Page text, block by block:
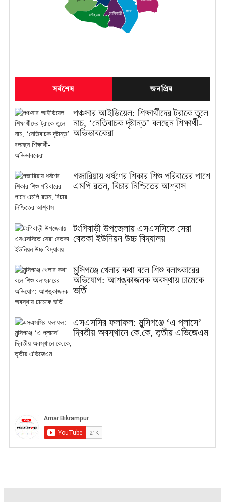
টংগিবাড়ী সদর
লৌহজং
সর্বশেষ জনপ্রিয়
পঞ্চসার আইডিয়েল: শিক্ষার্থীদের ট্রাকে তুলে
নাচ, ‘নেতিবাচক দৃষ্টান্ত’ বলছেন শিক্ষার্থী-
অভিভাবকেরা
গজারিয়ায় ধর্ষণের শিকার শিশু পরিবারের পাশে
এমপি রতন, বিচার নিশ্চিতের আশ্বাস
টংগিবাড়ী উপজেলায় এসএসসিতে সেরা
বেতকা ইউনিয়ন উচ্চ বিদ্যালয়
মুন্সিগঞ্জে খেলার কথা বলে শিশু বলাৎকারের
অভিযোগ: আশঙ্কাজনক অবস্থায় ঢামেকে
ভর্তি
এসএসসির ফলাফল: মুন্সিগঞ্জে ‘এ প্লাসে’
দ্বিতীয় অবস্থানে কে.কে, তৃতীয় এভিজেএম